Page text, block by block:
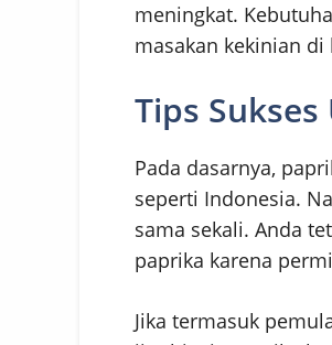
meningkat.
masakan kekinian
Tips
Pada dasarnya,
seperti Indonesia.
sama sekali. Anda
paprika karena
Jika termasuk